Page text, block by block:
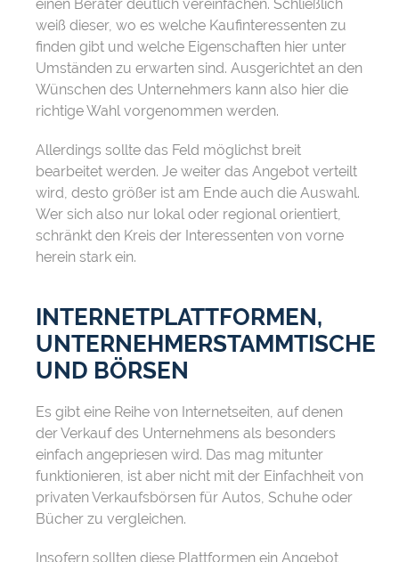
einen Berater deutlich vereinfachen. Schließlich
weiß dieser, wo es welche Kaufinteressenten zu
finden gibt und welche Eigenschaften hier unter
Umständen zu erwarten sind. Ausgerichtet an den
Wünschen des Unternehmers kann also hier die
richtige Wahl vorgenommen werden.
Allerdings sollte das Feld möglichst breit
bearbeitet werden. Je weiter das Angebot verteilt
wird, desto größer ist am Ende auch die Auswahl.
Wer sich also nur lokal oder regional orientiert,
schränkt den Kreis der Interessenten von vorne
herein stark ein.
INTERNETPLATTFORMEN,
UNTERNEHMERSTAMMTISCHE
UND BÖRSEN
Es gibt eine Reihe von Internetseiten, auf denen
der Verkauf des Unternehmens als besonders
einfach angepriesen wird. Das mag mitunter
funktionieren, ist aber nicht mit der Einfachheit von
privaten Verkaufsbörsen für Autos, Schuhe oder
Bücher zu vergleichen.
Insofern sollten diese Plattformen ein Angebot